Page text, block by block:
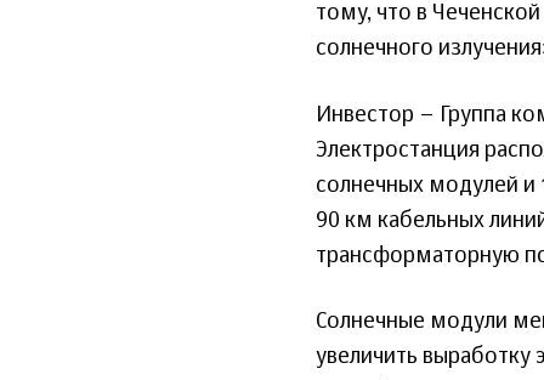
тому, что в
солнечного
Инвестор – Группа
Электростанция
солнечных модулей
90 км кабельных
трансформаторную
Солнечные модули
увеличить выработку